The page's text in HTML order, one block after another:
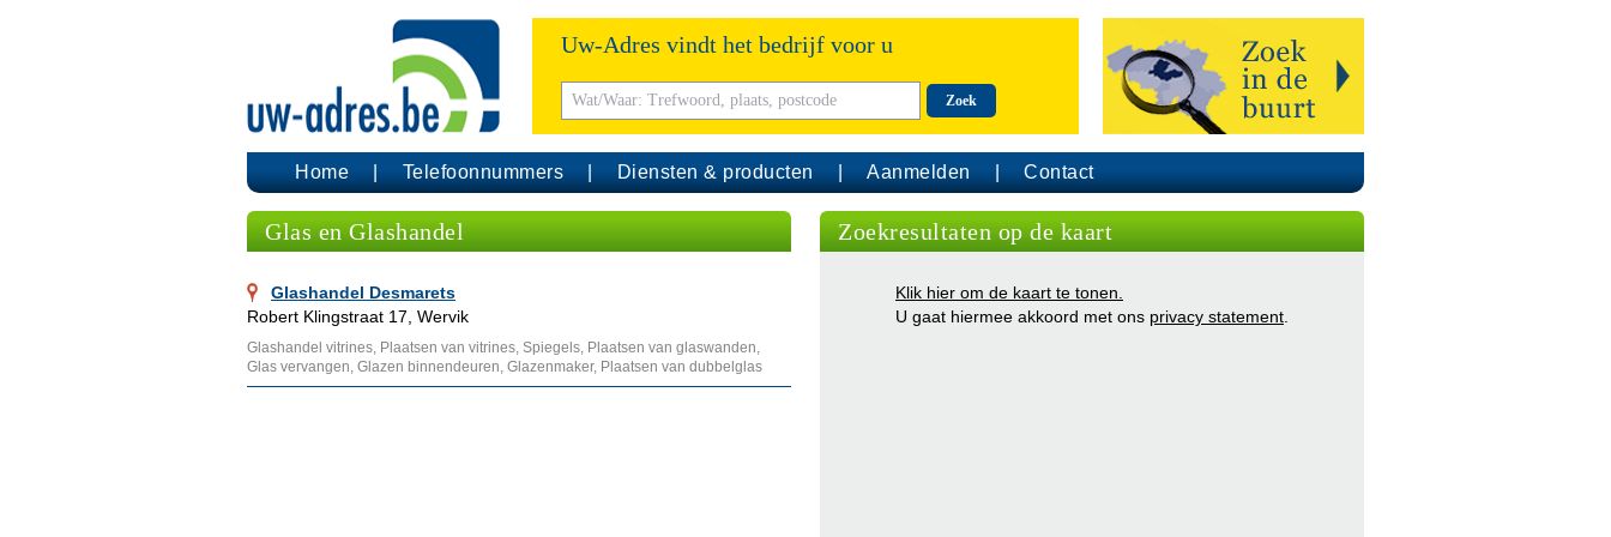
Uw-Adres vindt het bedrijf voor u
Zoek
Home Telefoonnummers Diensten & producten Aanmelden Contact
Glas en Glashandel
Glashandel Desmarets
Robert Klingstraat 17, Wervik
Glashandel vitrines, Plaatsen van vitrines, Spiegels, Plaatsen van glaswanden,
Glas vervangen, Glazen binnendeuren, Glazenmaker, Plaatsen van dubbelglas
Zoekresultaten op de kaart
Klik hier om de kaart te tonen.
U gaat hiermee akkoord met ons privacy statement